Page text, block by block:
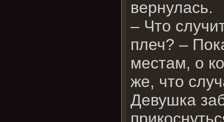
вернулась.
– Что
плеч? –
местам, о
же, что
Девушка